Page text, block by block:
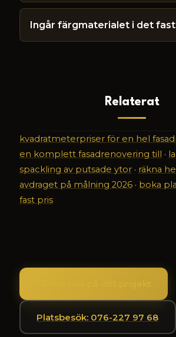
Ingår färgmaterialet i det
Relaterat
kvadratmeterpriser för en hel
en komplett fasadrenovering till ·
spackling av putsade ytor· räkna
avdraget på målning 2026· boka
fast pris
Platsbesök: 076-227 97 68